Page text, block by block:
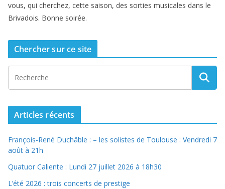
vous, qui cherchez, cette saison, des sorties musicales dans le
Brivadois. Bonne soirée.
Chercher sur ce site
Articles récents
François-René Duchâble : – les solistes de Toulouse : Vendredi 7
août à 21h
Quatuor Caliente : Lundi 27 juillet 2026 à 18h30
L’été 2026 : trois concerts de prestige